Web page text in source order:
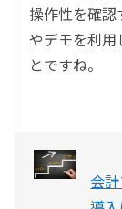
操作性を確
やデモを利用
とですね。
会